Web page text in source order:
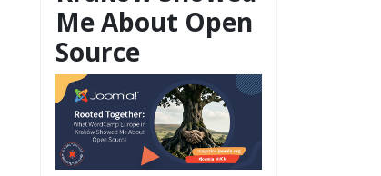
Me About Open
Source